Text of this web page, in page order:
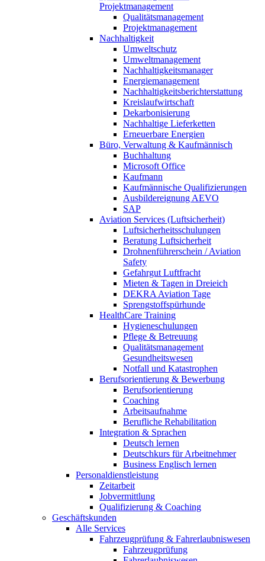
Projektmanagement
Qualitätsmanagement
Projektmanagement
Nachhaltigkeit
Umweltschutz
Umweltmanagement
Nachhaltigkeitsmanager
Energiemanagement
Nachhaltigkeitsberichterstattung
Kreislaufwirtschaft
Dekarbonisierung
Nachhaltige Lieferketten
Erneuerbare Energien
Büro, Verwaltung & Kaufmännisch
Buchhaltung
Microsoft Office
Kaufmann
Kaufmännische Qualifizierungen
Ausbildereignung AEVO
SAP
Aviation Services (Luftsicherheit)
Luftsicherheitsschulungen
Beratung Luftsicherheit
Drohnenführerschein / Aviation
Safety
Gefahrgut Luftfracht
Mieten & Tagen in Dreieich
DEKRA Aviation Tage
Sprengstoffspürhunde
HealthCare Training
Hygieneschulungen
Pflege & Betreuung
Qualitätsmanagement
Gesundheitswesen
Notfall und Katastrophen
Berufsorientierung & Bewerbung
Berufsorientierung
Coaching
Arbeitsaufnahme
Berufliche Rehabilitation
Integration & Sprachen
Deutsch lernen
Deutschkurs für Arbeitnehmer
Business Englisch lernen
Personaldienstleistung
Zeitarbeit
Jobvermittlung
Qualifizierung & Coaching
Geschäftskunden
Alle Services
Fahrzeugprüfung & Fahrerlaubniswesen
Fahrzeugprüfung